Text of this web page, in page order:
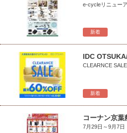
新着
e-cycleリニュー
新着
IDC
CLEARNCE SALE
コーナン京
7月29日～9月7